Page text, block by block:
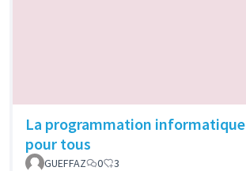
La programmation informatique
pour tous
GUEFFAZ 0 3